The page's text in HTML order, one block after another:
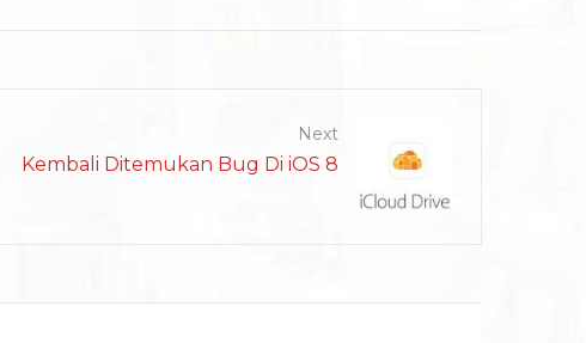
Next
Kembali Ditemukan Bug Di iOS 8